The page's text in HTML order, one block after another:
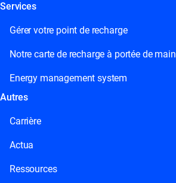
Services
Gérer votre point de recharge
Notre carte de recharge à portée de main
Energy management system
Autres
Carrière
Actua
Ressources